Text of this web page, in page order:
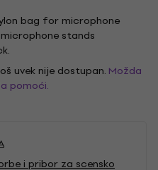
bag for microphone
stands
uvek nije dostupan. Možda
pomoći.
i pribor za scensko